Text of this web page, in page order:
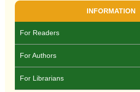
INFORMATION
For Readers
For Authors
For Librarians